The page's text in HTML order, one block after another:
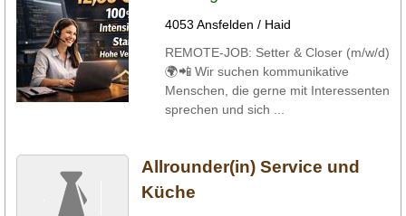
4053 Ansfelden / Haid
REMOTE‑JOB: Setter & Closer (m/w/d)
🌍📲 Wir suchen kommunikative
Menschen, die gerne mit Interessenten
sprechen und sich ...
Allrounder(in) Service und
Küche